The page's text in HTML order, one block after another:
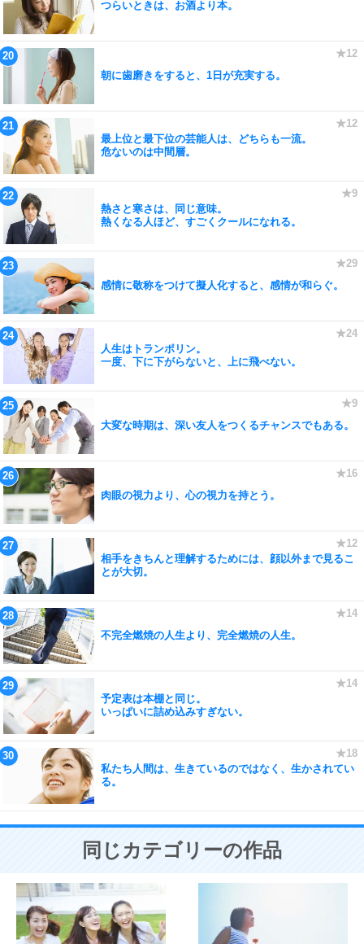
つらいときは、お酒より本。
朝に歯磨きをすると、1日が充実する。
最上位と最下位の芸能人は、どちらも一流。
危ないのは中間層。
熱さと寒さは、同じ意味。
熱くなる人ほど、すごくクールになれる。
感情に敬称をつけて擬人化すると、感情が和らぐ。
人生はトランポリン。
一度、下に下がらないと、上に飛べない。
大変な時期は、深い友人をつくるチャンスでもある。
肉眼の視力より、心の視力を持とう。
相手をきちんと理解するためには、顔以外まで見るこ
とが大切。
不完全燃焼の人生より、完全燃焼の人生。
予定表は本棚と同じ。
いっぱいに詰め込みすぎない。
私たち人間は、生きているのではなく、生かされてい
る。
同じカテゴリーの作品